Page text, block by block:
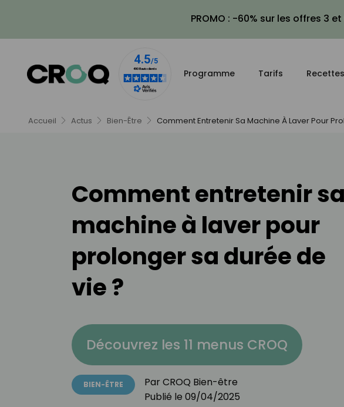
PROMO : -60% sur les offres 3
Programme Tarifs Recettes
Accueil Actus Bien-Être Comment Entretenir Sa Machine À Laver Pour
Comment entretenir sa
machine à laver pour
prolonger sa durée de
vie ?
Découvrez les 11 menus CROQ
BIEN-ÊTRE ParCROQ Bien-être
Publié le 09/04/2025